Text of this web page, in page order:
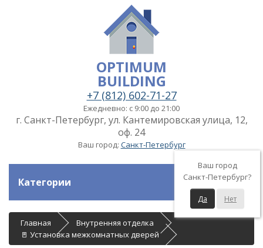
OPTIMUM
BUILDING
+7 (812) 602-71-27
Ежедневно: с 9:00 до 21:00
г. Санкт-Петербург, ул. Кантемировская улица, 12,
оф. 24
Ваш город: Санкт-Петербург
Ваш город
Санкт-Петербург?
Да Нет
Категории
Главная
Внутренняя отделка
🚪 Установка межкомнатных дверей